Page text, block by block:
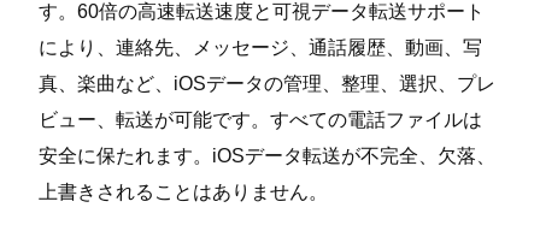
す。60倍の高速転送速度と可視データ転送サポート
により、連絡先、メッセージ、通話履歴、動画、写
真、楽曲など、iOSデータの管理、整理、選択、プレ
ビュー、転送が可能です。すべての電話ファイルは
安全に保たれます。iOSデータ転送が不完全、欠落、
上書きされることはありません。